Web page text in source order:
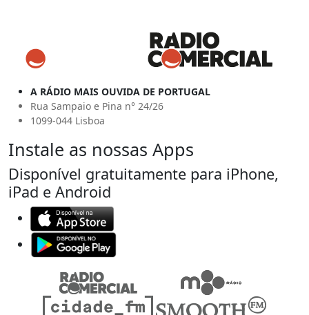
A RÁDIO MAIS OUVIDA DE PORTUGAL
Rua Sampaio e Pina n° 24/26
1099-044 Lisboa
Instale as nossas Apps
Disponível gratuitamente para iPhone,
iPad e Android